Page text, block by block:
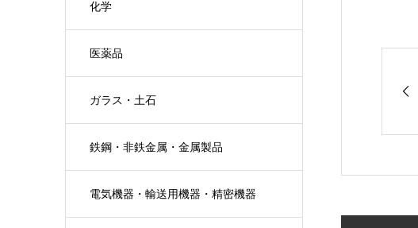
化学
医薬品
ガラス・土石
鉄鋼・非鉄金属・金属製品
電気機器・輸送用機器・精密機器